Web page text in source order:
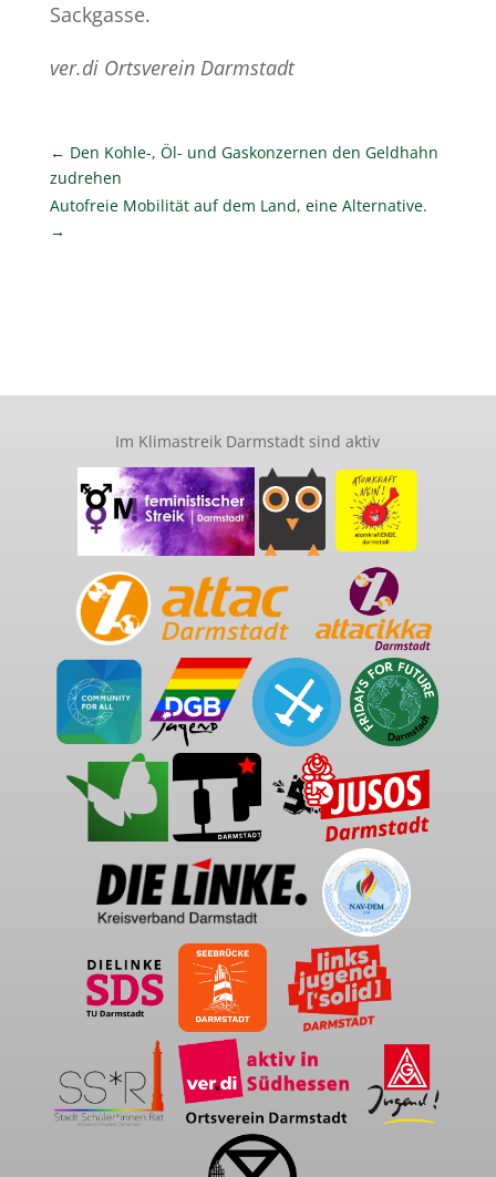
Sackgasse.
ver.di Ortsverein Darmstadt
← Den Kohle-, Öl- und Gaskonzernen den Geldhahn
zudrehen
Autofreie Mobilität auf dem Land, eine Alternative.
→
Im Klimastreik Darmstadt sind aktiv